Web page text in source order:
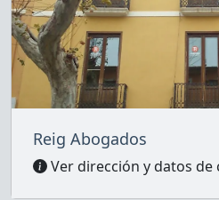
Reig Abogados
Ver dirección y datos de